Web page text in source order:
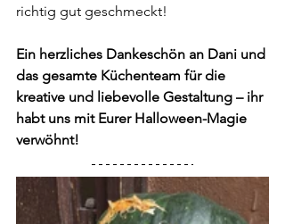
richtig gut geschmeckt!
Ein herzliches Dankeschön an Dani und
das gesamte Küchenteam für die
kreative und liebevolle Gestaltung – ihr
habt uns mit Eurer Halloween-Magie
verwöhnt!